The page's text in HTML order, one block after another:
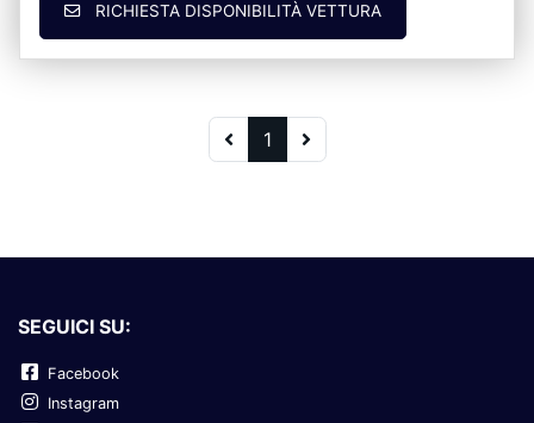
RICHIESTA DISPONIBILITÀ VETTURA
1
SEGUICI SU:
Facebook
Instagram